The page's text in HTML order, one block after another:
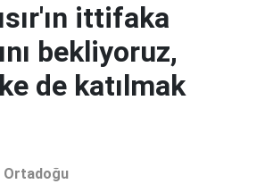
ittifaka
bekliyoruz,
de katılmak
Ortadoğu